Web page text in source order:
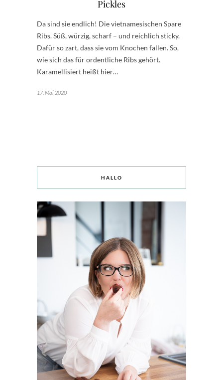
Pickles
Da sind sie endlich! Die vietnamesischen Spare
Ribs. Süß, würzig, scharf – und reichlich sticky.
Dafür so zart, dass sie vom Knochen fallen. So,
wie sich das für ordentliche Ribs gehört.
Karamellisiert heißt hier…
17. Mai 2020
HALLO